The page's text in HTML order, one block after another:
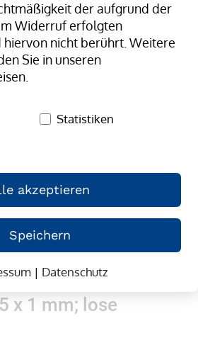
der aufgrund der
Widerruf erfolgten
nicht berührt. Weitere
Sie in unseren
Statistiken
akzeptieren
Speichern
| Datenschutz
natur/transparent;
x 1 mm; lose